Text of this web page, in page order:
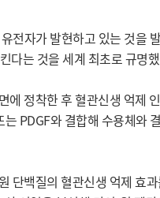
자가 발현하고 있는 것을
다는 것을 세계 최초로 규명
정착한 후 혈관신생 억제
PDGF와 결합해 수용체와
백질의 혈관신생 억제 효